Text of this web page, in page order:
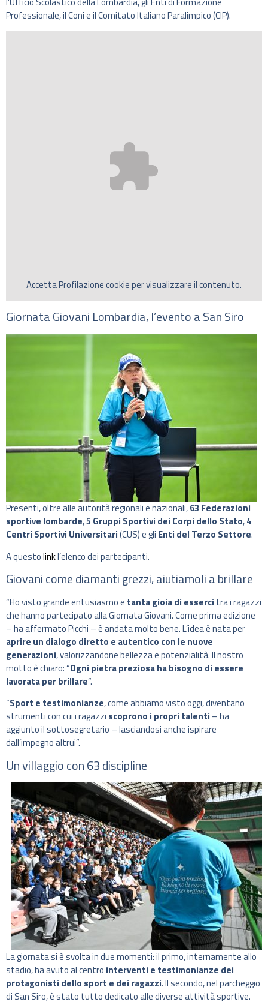
Professionale, il Coni e il Comitato Italiano Paralimpico (CIP).
AccettaProfilazionecookie per visualizzare il contenuto.
Giornata Giovani Lombardia, l’evento a San Siro
Presenti, oltre alle autorità regionali e nazionali,63 Federazioni
sportive lombarde,5 Gruppi Sportivi dei Corpi dello Stato,4
Centri Sportivi Universitari(CUS) e gli Enti del Terzo Settore.
A questolinkl’elenco dei partecipanti.
Giovani come diamanti grezzi, aiutiamoli a brillare
“Ho visto grande entusiasmo e tanta gioia di esserci tra i ragazzi
che hanno partecipato alla Giornata Giovani. Come prima edizione
– ha affermato Picchi – è andata molto bene. L’idea è nata per
aprire un dialogo diretto e autentico con le nuove
generazioni, valorizzandone bellezza e potenzialità. Il nostro
motto è chiaro: “Ogni pietra preziosa ha bisogno di essere
lavorata per brillare“.
“Sport e testimonianze, come abbiamo visto oggi, diventano
strumenti con cui i ragazzi scoprono i propri talenti – ha
aggiunto il sottosegretario – lasciandosi anche ispirare
dall’impegno altrui”.
Un villaggio con 63 discipline
La giornata si è svolta in due momenti: il primo, internamente allo
stadio, ha avuto al centro interventi e testimonianze dei
protagonisti dello sport e dei ragazzi. Il secondo, nel parcheggio
di San Siro, è stato tutto dedicato alle diverse attività sportive.